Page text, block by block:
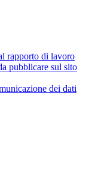
rapporto di lavoro
pubblicare sul sito
dei dati